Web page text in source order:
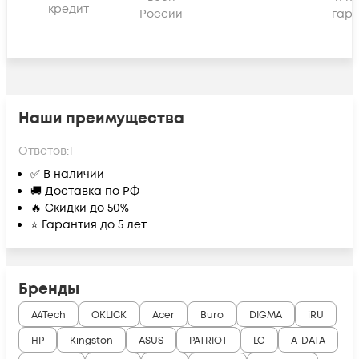
кредит
России
Наши преимущества
Ответов:1
✅ В наличии
🚚 Доставка по РФ
🔥 Скидки до 50%
⭐ Гарантия до 5 лет
Бренды
A4Tech OKLICK Acer Buro DIGMA
iRU
HP
Kingston ASUS PATRIOT LG A-DATA